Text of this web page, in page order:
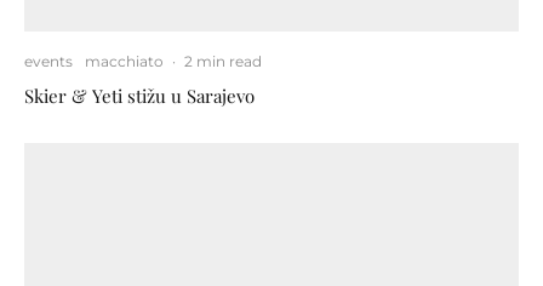
events macchiato · 2 min read
Skier & Yeti stižu u Sarajevo